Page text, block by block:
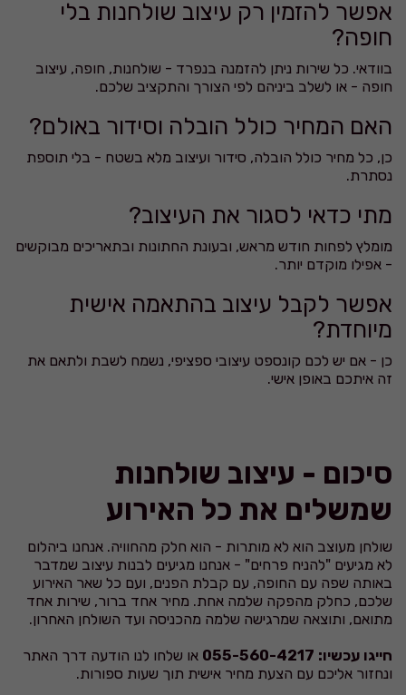
אפשר להזמין רק עיצוב שולחנות בלי
חופה?
בוודאי. כל שירות ניתן להזמנה בנפרד - שולחנות, חופה, עיצוב
חופה - או לשלב ביניהם לפי הצורך והתקציב שלכם.
האם המחיר כולל הובלה וסידור באולם?
כן, כל מחיר כולל הובלה, סידור ועיצוב מלא בשטח - בלי תוספת
נסתרת.
מתי כדאי לסגור את העיצוב?
מומלץ לפחות חודש מראש, ובעונת החתונות ובתאריכים מבוקשים
- אפילו מוקדם יותר.
אפשר לקבל עיצוב בהתאמה אישית
מיוחדת?
כן - אם יש לכם קונספט עיצובי ספציפי, נשמח לשבת ולתאם את
זה איתכם באופן אישי.
סיכום - עיצוב שולחנות
שמשלים את כל האירוע
שולחן מעוצב הוא לא מותרות - הוא חלק מהחוויה. אנחנו ביהלום
לא מגיעים "להניח פרחים" - אנחנו מגיעים לבנות עיצוב שמדבר
באותה שפה עם החופה, עם קבלת הפנים, ועם כל שאר האירוע
שלכם, כחלק מהפקה שלמה אחת. מחיר אחד ברור, שירות אחד
מתואם, ותוצאה שמרגישה שלמה מהכניסה ועד השולחן האחרון.
חייגו עכשיו: 055-560-4217
או שלחו לנו הודעה דרך האתר
ונחזור אליכם עם הצעת מחיר אישית תוך שעות ספורות.